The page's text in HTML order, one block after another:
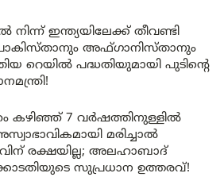
നിന്ന് ഇന്ത്യയിലേക്ക് തീവണ്ടി
അഫ്ഗാനിസ്താനും
റെയിൽ പദ്ധതിയുമായി പുടിന്റെ
കഴിഞ്ഞ് 7 വർഷത്തിനുള്ളിൽ
മരിച്ചാൽ
രക്ഷയില്ല; അലഹാബാദ്
സുപ്രധാന ഉത്തരവ്!